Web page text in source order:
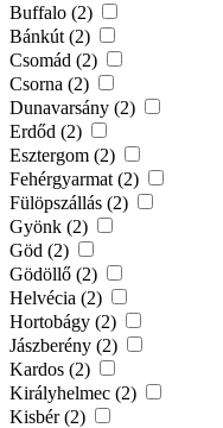
Buffalo (2)
Bánkút (2)
Csomád (2)
Csorna (2)
Dunavarsány (2)
Erdőd (2)
Esztergom (2)
Fehérgyarmat (2)
Fülöpszállás (2)
Gyönk (2)
Göd (2)
Gödöllő (2)
Helvécia (2)
Hortobágy (2)
Jászberény (2)
Kardos (2)
Királyhelmec (2)
Kisbér (2)